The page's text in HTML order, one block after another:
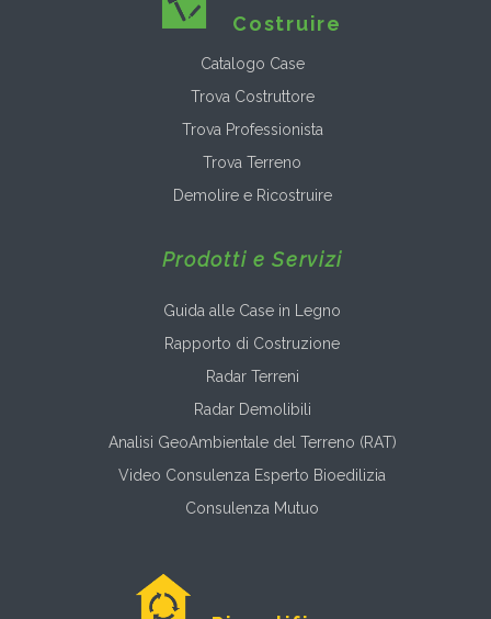
Costruire
Catalogo Case
Trova Costruttore
Trova Professionista
Trova Terreno
Demolire e Ricostruire
Prodotti e Servizi
Guida alle Case in Legno
Rapporto di Costruzione
Radar Terreni
Radar Demolibili
Analisi GeoAmbientale del Terreno (RAT)
Video Consulenza Esperto Bioedilizia
Consulenza Mutuo